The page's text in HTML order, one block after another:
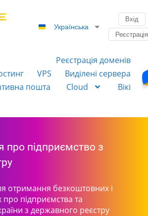
Українська
Вхід
Реєстрація
Реєстрація доменів
VPS
Виділені сервера
пошта
Cloud
Вікі
про підприємство з
отримання безкоштовних і
підприємства та
з державного реєстру